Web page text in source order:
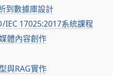
到數據庫設計
IEC 17025:2017系統課程
體內容創作
與RAG實作